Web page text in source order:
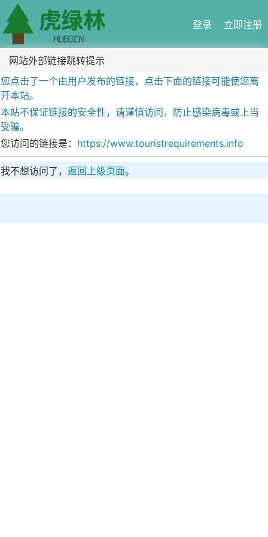
登录 立即注册
网站外部链接跳转提示
您点击了一个由用户发布的链接，点击下面的链接可能使您离
开本站。
本站不保证链接的安全性，请谨慎访问，防止感染病毒或上当
受骗。
您访问的链接是： https://www.touristrequirements.info
我不想访问了， 返回上级页面。